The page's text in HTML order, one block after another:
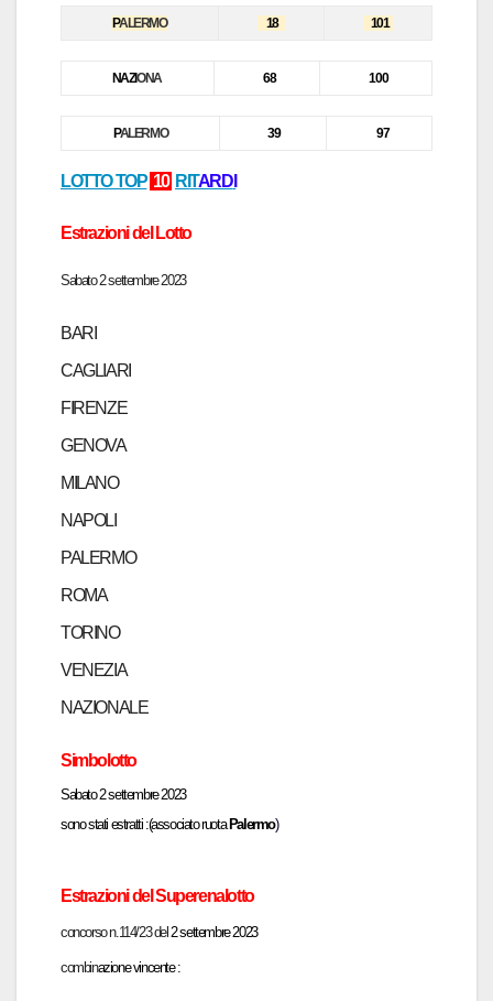
PALERMO 18 101
NAZIONA 68 100
PALERMO 39 97
LOTTO TOP 10 RITARDI
Estrazioni del Lotto
Sabato 2 settembre 2023
BARI
CAGLIARI
FIRENZE
GENOVA
MILANO
NAPOLI
PALERMO
ROMA
TORINO
VENEZIA
NAZIONALE
Simbolotto
Sabato 2 settembre 2023
sono stati estratti :(associato ruotaPalermo)
Estrazioni del Superenalotto
concorso n.114/23 del2 settembre2023
combinazione vincente :